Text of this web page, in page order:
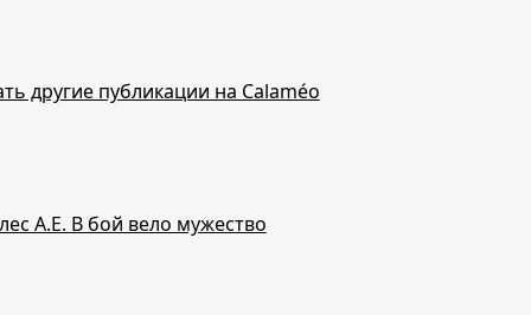
другие публикации на Calaméo
А.Е. В бой вело мужество